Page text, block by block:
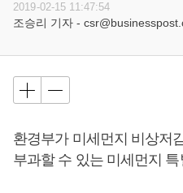
2019-02-15 11:47:54
조승리 기자 -
환경부가 미세먼지 비상저
부과할 수 있는 미세먼지